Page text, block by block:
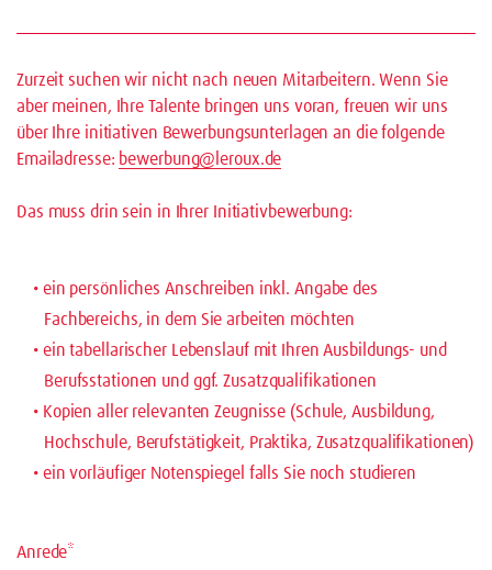
Zurzeit suchen wir nicht nach neuen Mitarbeitern. Wenn Sie
aber meinen, Ihre Talente bringen uns voran, freuen wir uns
über Ihre initiativen Bewerbungsunterlagen an die folgende
Emailadresse: bewerbung@leroux.de
Das muss drin sein in Ihrer Initiativbewerbung:
ein persönliches Anschreiben inkl. Angabe des
Fachbereichs, in dem Sie arbeiten möchten
ein tabellarischer Lebenslauf mit Ihren Ausbildungs- und
Berufsstationen und ggf. Zusatzqualifikationen
Kopien aller relevanten Zeugnisse (Schule, Ausbildung,
Hochschule, Berufstätigkeit, Praktika, Zusatzqualifikationen)
ein vorläufiger Notenspiegel falls Sie noch studieren
Anrede*